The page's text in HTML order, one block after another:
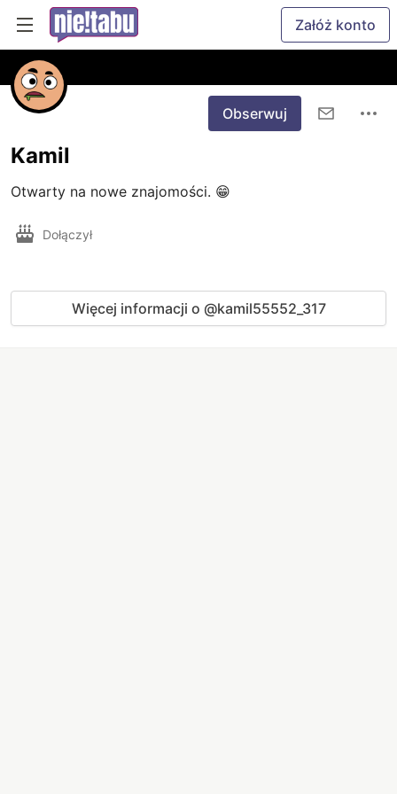
Załóż konto
Obserwuj
Kamil
Otwarty na nowe znajomości. 😁
Dołączył
Więcej informacji o @kamil55552_317